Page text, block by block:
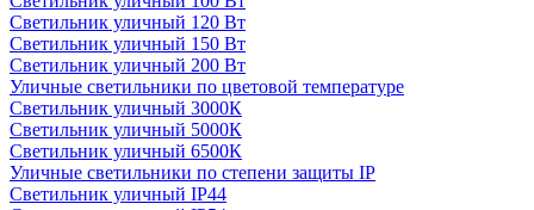
Светильник уличный 120 Вт
Светильник уличный 150 Вт
Светильник уличный 200 Вт
Уличные светильники по цветовой температуре
Cветильник уличный 3000К
Cветильник уличный 5000К
Cветильник уличный 6500К
Уличные светильники по степени защиты IP
Светильник уличный IP44